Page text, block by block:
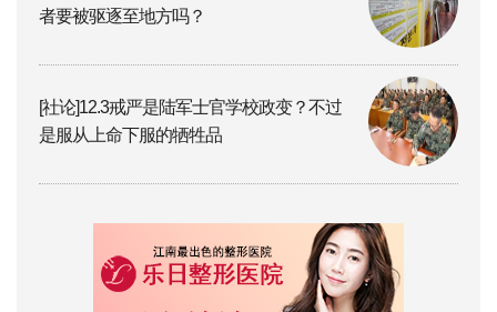
者要被驱逐至地方吗？
[社论]12.3戒严是陆军士官学校政变？不过
是服从上命下服的牺牲品